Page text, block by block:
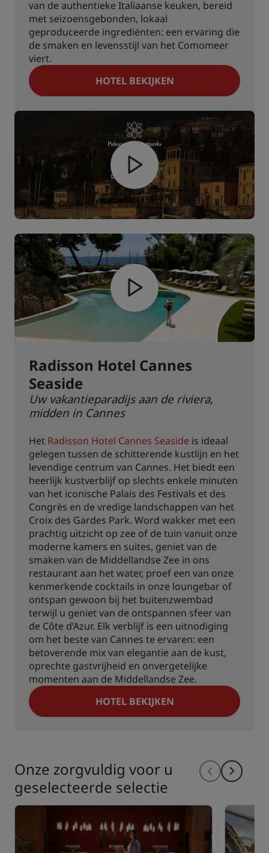
van de authentieke Italiaanse keuken, bereid
met seizoensgebonden, lokaal
geproduceerde ingrediënten: een ervaring die
de smaken en levensstijl van het Comomeer
viert.
HOTEL BEKIJKEN
Radisson Hotel Cannes
Seaside
Uw vakantieparadijs aan de riviera,
midden in Cannes
Het Radisson Hotel Cannes Seaside is ideaal
gelegen tussen de schitterende kustlijn en het
levendige centrum van Cannes. Het biedt een
heerlijk kustverblijf op slechts enkele minuten
van het iconische Palais des Festivals et des
Congrès en de vredige landschappen van het
Croix des Gardes Park. Word wakker met een
prachtig uitzicht op zee of de tuin vanuit onze
moderne kamers en suites, geniet van de
smaken van de Middellandse Zee in ons
restaurant aan het water, proef een van onze
kenmerkende cocktails in onze loungebar of
ontspan gewoon bij het buitenzwembad
terwijl u geniet van de ontspannen sfeer van
de Côte d’Azur. Elk verblijf is een uitnodiging
om het beste van Cannes te ervaren: een
betoverende mix van elegantie aan de kust,
oprechte gastvrijheid en onvergetelijke
momenten aan de Middellandse Zee.
HOTEL BEKIJKEN
Onze zorgvuldig voor u
geselecteerde selectie